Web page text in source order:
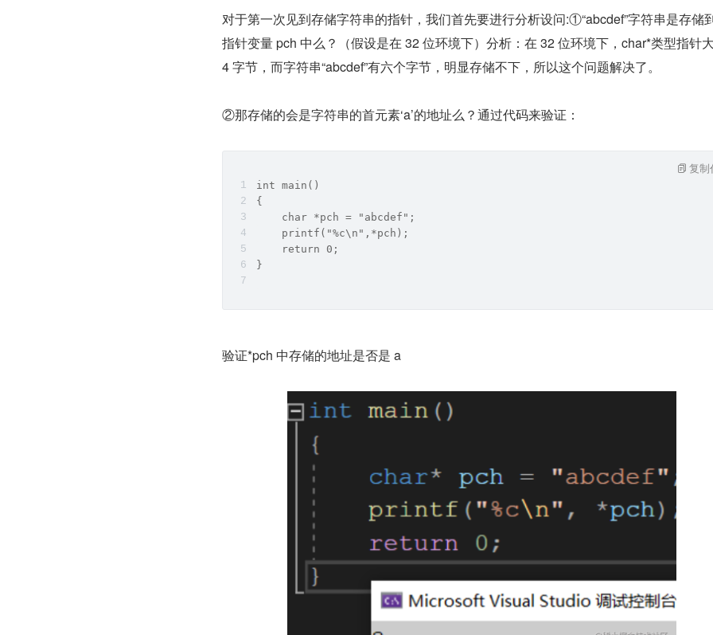
对于第一次见到存储字符串的指针，我们首先要进行分析设问:①“abcdef”字符串是存储
指针变量 pch 中么？（假设是在 32 位环境下）分析：在 32 位环境下，char*类型指针
4 字节，而字符串“abcdef”有六个字节，明显存储不下，所以这个问题解决了。
②那存储的会是字符串的首元素‘a’的地址么？通过代码来验证：
int main()
{
    char *pch = "abcdef";
    printf("%c\n",*pch);
    return 0;
}
复制
验证*pch 中存储的地址是否是 a